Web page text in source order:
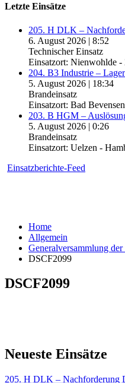
Letzte Einsätze
205. H DLK –
6. August 2026 | 8:52
Technischer Einsatz
Einsatzort: Nienwohlde -
204. B3 Industrie –
5. August 2026 | 18:34
Brandeinsatz
Einsatzort: Bad
203. B HGM –
5. August 2026 | 0:26
Brandeinsatz
Einsatzort: Uelzen -
Einsatzberichte-Feed
Home
Allgemein
Generalversammlung
DSCF2099
DSCF2099
Neueste Einsätze
205. H DLK – Nachforderung